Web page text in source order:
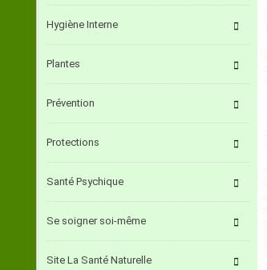
Hygiène Interne
Plantes
Prévention
Protections
Santé Psychique
Se soigner soi-même
Site La Santé Naturelle